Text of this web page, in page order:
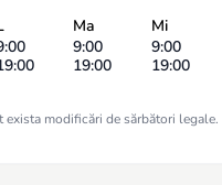
Ma
9:00
19:00
Mi
9:00
19:00
exista modificări de sărbători legale.